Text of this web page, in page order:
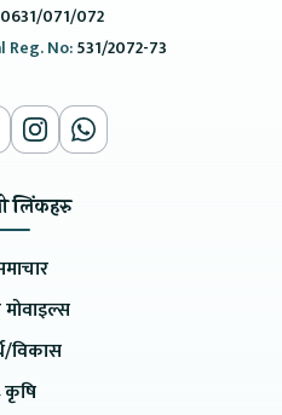
071/072
Reg. No:531/2072-73
लिंकहरु
विकास
कृषि